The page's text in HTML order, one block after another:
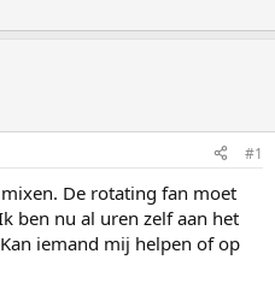
#1
De rotating fan moet
ben nu al uren zelf aan het
iemand mij helpen of op